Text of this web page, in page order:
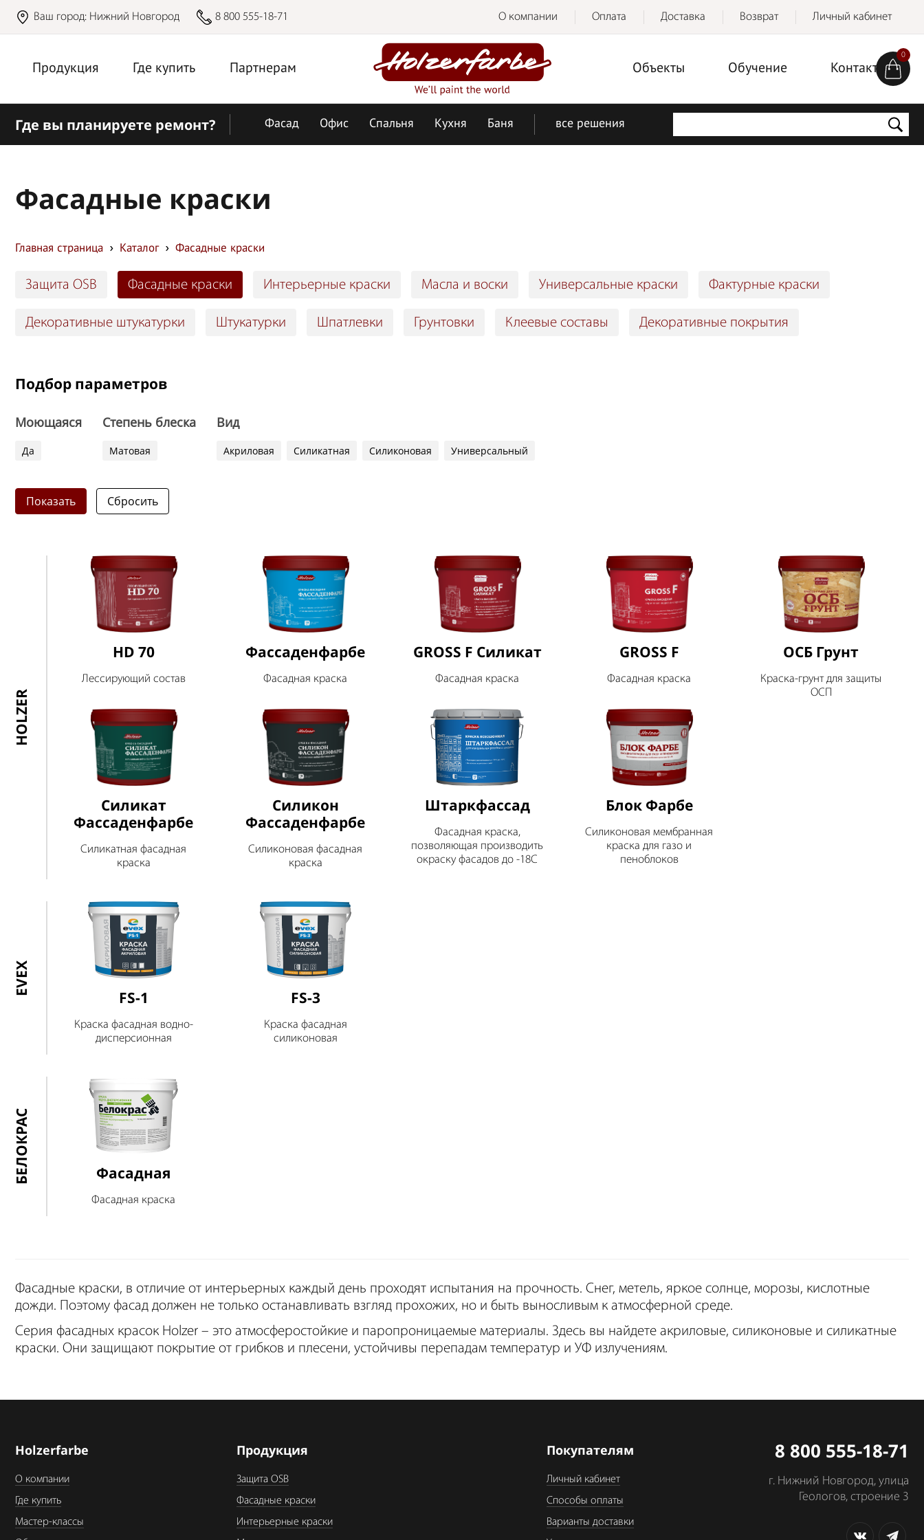
Ваш город: Нижний Новгород 8 800 555-18-71 О компании Оплата Доставка Возврат Личный кабинет
Продукция Где купить Партнерам Объекты Обучение Контакты
Где вы планируете ремонт? Фасад Офис Спальня Кухня Баня все решения
Фасадные краски
Главная страница Каталог Фасадные краски
Защита OSB Фасадные краски Интерьерные краски Масла и воски Универсальные краски Фактурные краски
Декоративные штукатурки Штукатурки Шпатлевки Грунтовки Клеевые составы Декоративные покрытия
Подбор параметров
Моющаяся
Да
Степень блеска
Матовая
Вид
Акриловая Силикатная Силиконовая Универсальный
Показать
HOLZER
HD 70
Лессирующий состав
Фассаденфарбе
Фасадная краска
GROSS F Силикат
Фасадная краска
GROSS F
Фасадная краска
ОСБ Грунт
Краска-грунт для защиты
ОСП
Силикат
Фассаденфарбе
Силикатная фасадная
краска
Силикон
Фассаденфарбе
Силиконовая фасадная
краска
Штаркфассад
Фасадная краска,
позволяющая производить
окраску фасадов до -18С
Блок Фарбе
Силиконовая мембранная
краска для газо и
пеноблоков
EVEX
FS-1
Краска фасадная водно-
дисперсионная
FS-3
Краска фасадная
силиконовая
БЕЛОКРАС Фасадная
Фасадная краска
Фасадные краски, в отличие от интерьерных каждый день проходят испытания на прочность. Снег, метель, яркое солнце, морозы, кислотные
дожди. Поэтому фасад должен не только останавливать взгляд прохожих, но и быть выносливым к атмосферной среде.
Серия фасадных красок Holzer – это атмосферостойкие и паропроницаемые материалы. Здесь вы найдете акриловые, силиконовые и силикатные
краски. Они защищают покрытие от грибков и плесени, устойчивы перепадам температур и УФ излучениям.
Holzerfarbe
О компании
Где купить
Мастер-классы
Продукция
Защита OSB
Фасадные краски
Интерьерные краски
Покупателям
Личный кабинет
Способы оплаты
Варианты доставки
8 800 555-18-71
г. Нижний Новгород, улица
Геологов, строение 3
0